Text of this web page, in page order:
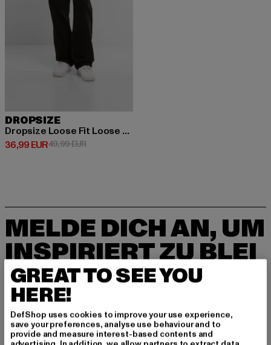
DROPSIZE
Dropsize Loose Fit Loose Fit Jeans
36,99 EUR
Derzeitiger Preis: 36,99 EUR
49,99 EURAktionspreis: 49,99 EUR
MELDE DICH AN, UM
INSPIRIERT ZU BLEI
BEN!
Melde dich hier für unseren Newsletter an und
erhalte künftig Informationen über aktuelle Tre
nds, Angebote und Gutscheine von DefShop p
er E-Mail!
GREAT TO SEE YOU
HERE!
DefShop uses cookies to improve your use experience,
save your preferences, analyse use behaviour and to
provide and measure interest-based contents and